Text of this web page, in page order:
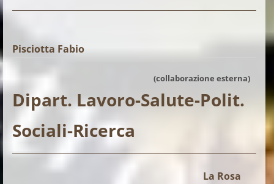
Pisciotta Fabio
(collaborazione esterna)
Dipart. Lavoro-Salute-Polit.
Sociali-Ricerca
La Rosa